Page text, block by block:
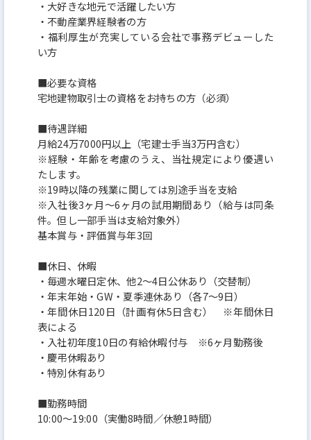
・大好きな地元で活躍したい方
・不動産業界経験者の方
・福利厚生が充実している会社で事務デビューした
い方
■必要な資格
宅地建物取引士の資格をお持ちの方（必須）
■待遇詳細
月給24万7000円以上（宅建士手当3万円含む）
※経験・年齢を考慮のうえ、当社規定により優遇い
たします。
※19時以降の残業に関しては別途手当を支給
※入社後3ヶ月〜6ヶ月の試用期間あり（給与は同条
件。但し一部手当は支給対象外）
基本賞与・評価賞与年3回
■休日、休暇
・毎週水曜日定休、他2〜4日公休あり（交替制）
・年末年始・GW・夏季連休あり（各7〜9日）
・年間休日120日（計画有休5日含む） ※年間休日
表による
・入社初年度10日の有給休暇付与 ※6ヶ月勤務後
・慶弔休暇あり
・特別休有あり
■勤務時間
10:00〜19:00（実働8時間／休憩1時間）